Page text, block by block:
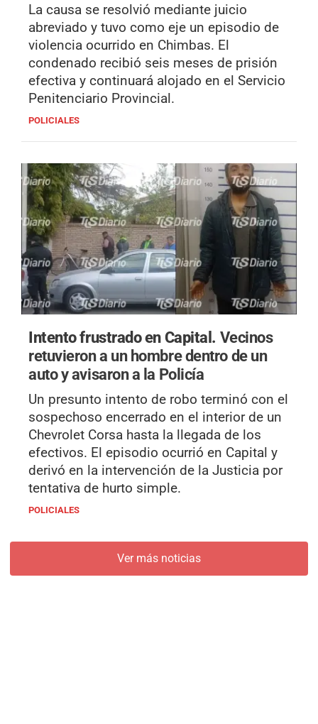
La causa se resolvió mediante juicio
abreviado y tuvo como eje un episodio de
violencia ocurrido en Chimbas. El
condenado recibió seis meses de prisión
efectiva y continuará alojado en el Servicio
Penitenciario Provincial.
POLICIALES
Intento frustrado en Capital. Vecinos
retuvieron a un hombre dentro de un
auto y avisaron a la Policía
Un presunto intento de robo terminó con el
sospechoso encerrado en el interior de un
Chevrolet Corsa hasta la llegada de los
efectivos. El episodio ocurrió en Capital y
derivó en la intervención de la Justicia por
tentativa de hurto simple.
POLICIALES
Ver más noticias